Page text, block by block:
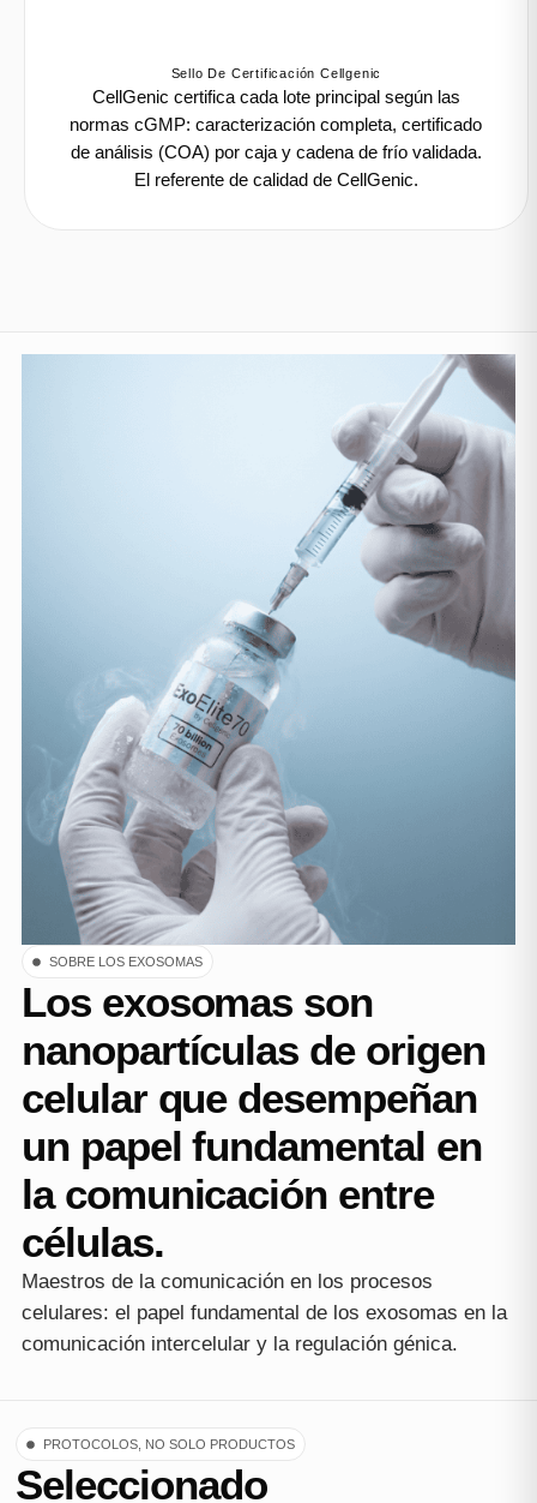
Sello De Certificación Cellgenic
CellGenic certifica cada lote principal según las
normas cGMP: caracterización completa, certificado
de análisis (COA) por caja y cadena de frío validada.
El referente de calidad de CellGenic.
SOBRE LOS EXOSOMAS
Los exosomas son
nanopartículas de origen
celular que desempeñan
un papel fundamental en
la comunicación entre
células.
Maestros de la comunicación en los procesos
celulares: el papel fundamental de los exosomas en la
comunicación intercelular y la regulación génica.
PROTOCOLOS, NO SOLO PRODUCTOS
Seleccionado